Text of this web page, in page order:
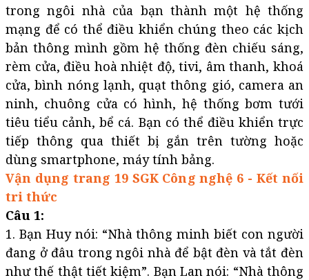
trong ngôi nhà của bạn thành một hệ thống
mạng để có thể điều khiển chúng theo các kịch
bản thông mình gồm hệ thống đèn chiếu sáng,
rèm cửa, điều hoà nhiệt độ, tivi, âm thanh, khoá
cửa, bình nóng lạnh, quạt thông gió, camera an
ninh, chuông cửa có hình, hệ thống bơm tưới
tiêu tiểu cảnh, bể cá. Bạn có thể điều khiển trực
tiếp thông qua thiết bị gắn trên tường hoặc
dùng smartphone, máy tính bảng.
Vận dụng trang 19 SGK Công nghệ 6 - Kết nối
tri thức
Câu 1:
1. Bạn Huy nói: “Nhà thông minh biết con người
đang ở đâu trong ngôi nhà để bật đèn và tắt đèn
như thế thật tiết kiệm”. Bạn Lan nói: “Nhà thông